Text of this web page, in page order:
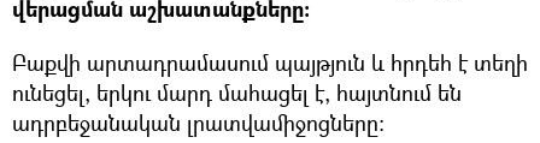
վերացման աշխատանքները։
Բաքվի արտադրամասում պայթյուն և հրդեհ է տեղի
ունեցել, երկու մարդ մահացել է, հայտնում են
ադրբեջանական լրատվամիջոցները: